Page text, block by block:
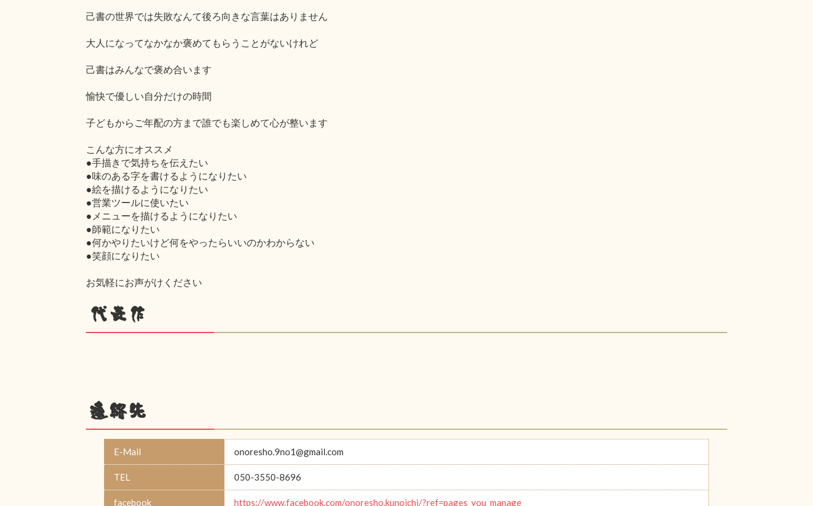
己書の世界では失敗なんて後ろ向きな言葉はありません
大人になってなかなか褒めてもらうことがないけれど
己書はみんなで褒め合います
愉快で優しい自分だけの時間
子どもからご年配の方まで誰でも楽しめて心が整います
こんな方にオススメ
●手描きで気持ちを伝えたい
●味のある字を書けるようになりたい
●絵を描けるようになりたい
●営業ツールに使いたい
●メニューを描けるようになりたい
●師範になりたい
●何かやりたいけど何をやったらいいのかわからない
●笑顔になりたい
お気軽にお声がけください
代表作
連絡先
E-Mail onoresho.9no1@gmail.com
TEL 050-3550-8696
facebook https://www.facebook.com/onoresho.kunoichi/?ref=pages_you_manage